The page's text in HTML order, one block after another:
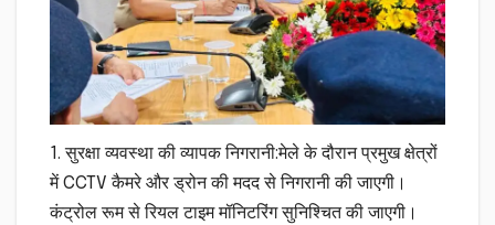
1. सुरक्षा व्यवस्था की व्यापक निगरानी:मेले के दौरान प्रमुख क्षेत्रों
में CCTV कैमरे और ड्रोन की मदद से निगरानी की जाएगी।
कंट्रोल रूम से रियल टाइम मॉनिटरिंग सुनिश्चित की जाएगी।